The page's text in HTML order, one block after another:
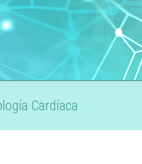
Cardíaca